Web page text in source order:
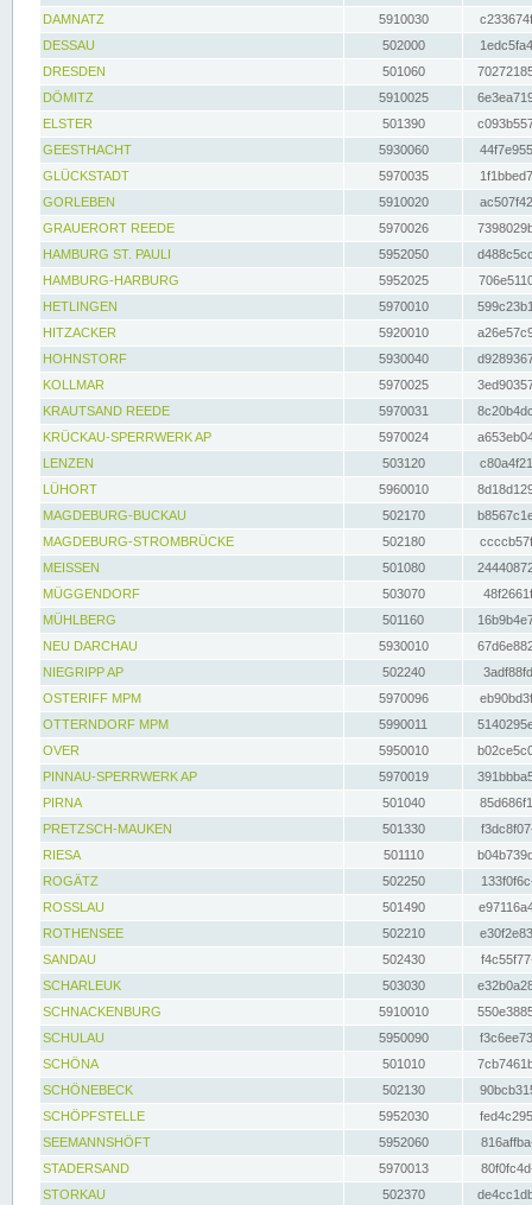
DAMNATZ
5910030
DESSAU
502000
DRESDEN
501060
DÖMITZ
5910025
ELSTER
501390
GEESTHACHT
5930060
GLÜCKSTADT
5970035
GORLEBEN
5910020
GRAUERORT REEDE
5970026
HAMBURG ST. PAULI
5952050
HAMBURG-HARBURG
5952025
HETLINGEN
5970010
HITZACKER
5920010
HOHNSTORF
5930040
KOLLMAR
5970025
KRAUTSAND REEDE
5970031
KRÜCKAU-SPERRWERK AP
5970024
LENZEN
503120
LÜHORT
5960010
MAGDEBURG-BUCKAU
502170
MAGDEBURG-STROMBRÜCKE
502180
MEISSEN
501080
MÜGGENDORF
503070
MÜHLBERG
501160
NEU DARCHAU
5930010
NIEGRIPP AP
502240
OSTERIFF MPM
5970096
OTTERNDORF MPM
5990011
OVER
5950010
PINNAU-SPERRWERK AP
5970019
PIRNA
501040
PRETZSCH-MAUKEN
501330
RIESA
501110
ROGÄTZ
502250
ROSSLAU
501490
ROTHENSEE
502210
SANDAU
502430
SCHARLEUK
503030
SCHNACKENBURG
5910010
SCHULAU
5950090
SCHÖNA
501010
SCHÖNEBECK
502130
SCHÖPFSTELLE
5952030
SEEMANNSHÖFT
5952060
STADERSAND
5970013
STORKAU
502370